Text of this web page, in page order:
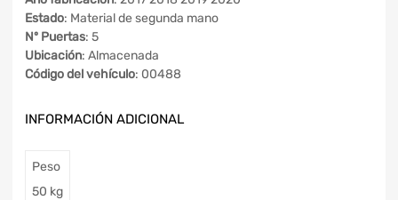
Estado: Material de segunda mano
Nº Puertas: 5
Ubicación: Almacenada
Código del vehículo: 00488
INFORMACIÓN ADICIONAL
Peso
50 kg